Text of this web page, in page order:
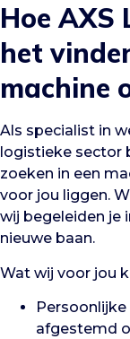
Hoe
het
machine
Als specialist in
logistieke sector
zoeken in een
voor jou liggen.
wij begeleiden je
nieuwe baan.
Wat wij voor jou
afgestemd